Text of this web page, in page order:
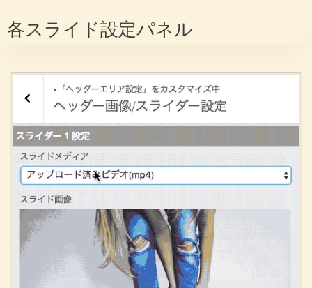
各スライド設定パネル